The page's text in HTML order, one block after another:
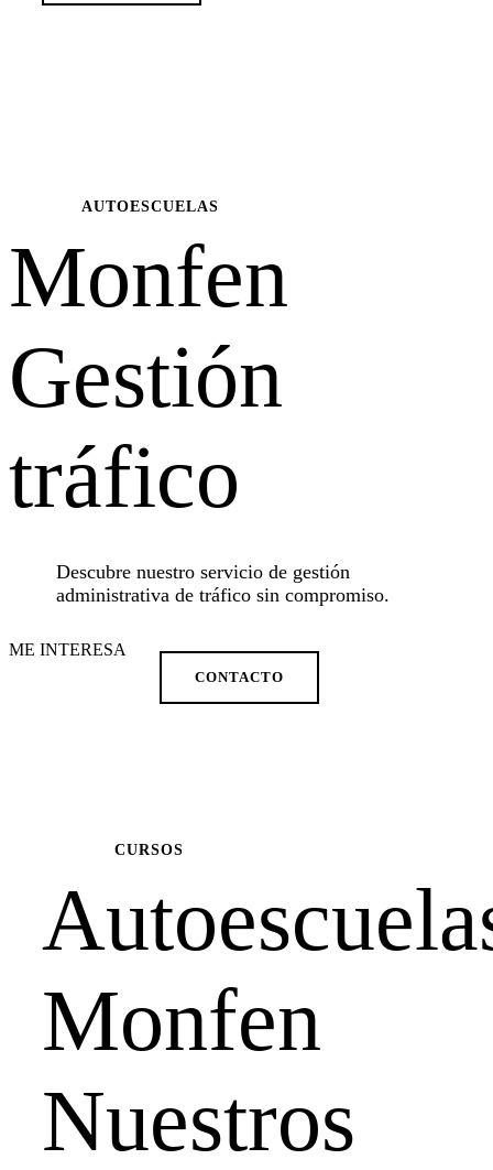
AUTOESCUELAS
Monfen
Gestión
tráfico
Descubre nuestro servicio de gestión
administrativa de tráfico sin compromiso.
ME INTERESA
CONTACTO
CURSOS
Monfen
Nuestros